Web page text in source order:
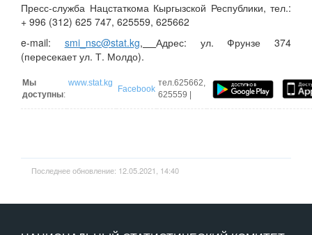
Пресс-служба Нацстаткома Кыргызской Республики, тел.:
+ 996 (312) 625 747, 625559, 625662
e-mail: smi_nsc@stat.kg,Адрес: ул. Фрунзе 374
(пересекает ул. Т. Молдо).
Мы
доступны:
www.stat.kg
Facebook
тел.625662,
625559 |
Последнее обновление: 12.05.2021, 14:40